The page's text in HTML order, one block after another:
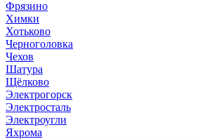
Фрязино
Химки
Хотьково
Черноголовка
Чехов
Шатура
Щёлково
Электрогорск
Электросталь
Электроугли
Яхрома